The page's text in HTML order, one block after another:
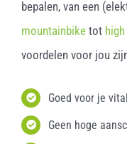
bepalen, van een
mountainbiketot
voordelen voor jou
Goed voor je
Geen hoge